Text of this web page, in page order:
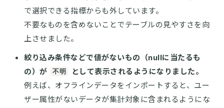
で選択できる指標からも外しています。
不要なものを含めないことでテーブルの見やすさを向
上させました。
絞り込み条件などで値がないもの（nullに当たるも
の）が
不明
として表示されるようになりました。
例えば、オフラインデータをインポートすると、ユー
ザー属性がないデータが集計対象に含まれるようにな